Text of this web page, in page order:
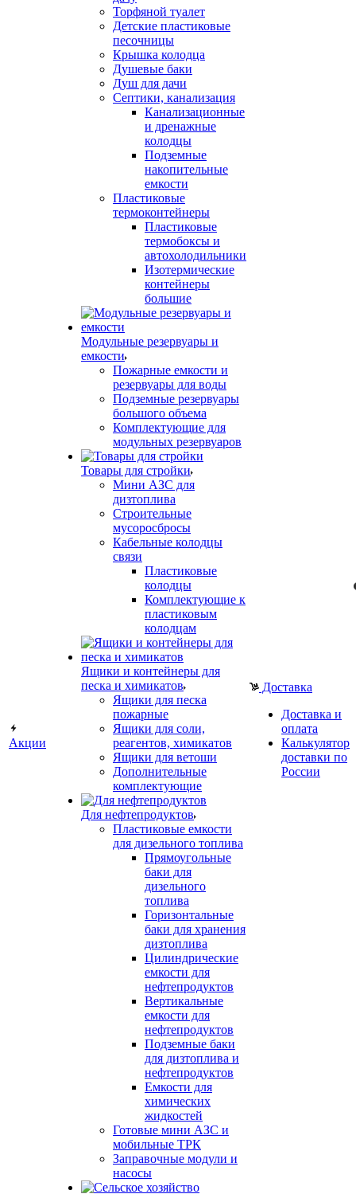
Акции
Торфяной туалет
Детские пластиковые
песочницы
Крышка колодца
Душевые баки
Душ для дачи
Септики, канализация
Канализационные
и дренажные
колодцы
Подземные
накопительные
емкости
Пластиковые
термоконтейнеры
Пластиковые
термобоксы и
автохолодильники
Изотермические
контейнеры
большие
Модульные резервуары и
емкости
Пожарные емкости и
резервуары для воды
Подземные резервуары
большого объема
Комплектующие для
модульных резервуаров
Товары для стройки
Мини АЗС для
дизтоплива
Строительные
мусоросбросы
Кабельные колодцы
связи
Пластиковые
колодцы
Комплектующие к
пластиковым
колодцам
Ящики и контейнеры для
песка и химикатов
Ящики для песка
пожарные
Ящики для соли,
реагентов, химикатов
Ящики для ветоши
Дополнительные
комплектующие
Для нефтепродуктов
Пластиковые емкости
для дизельного топлива
Прямоугольные
баки для
дизельного
топлива
Горизонтальные
баки для хранения
дизтоплива
Цилиндрические
емкости для
нефтепродуктов
Вертикальные
емкости для
нефтепродуктов
Подземные баки
для дизтоплива и
нефтепродуктов
Емкости для
химических
жидкостей
Готовые мини АЗС и
мобильные ТРК
Заправочные модули и
насосы
Доставка
Доставка и
оплата
Калькулятор
доставки по
России